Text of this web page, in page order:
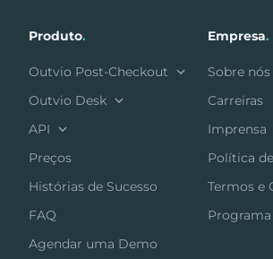
Produto.
Outvio Post-Checkout
Outvio Desk
API
Preços
Histórias de Sucesso
FAQ
Agendar uma Demo
Empresa.
Sobre nós
Carreiras
Imprensa
Política
Termos e